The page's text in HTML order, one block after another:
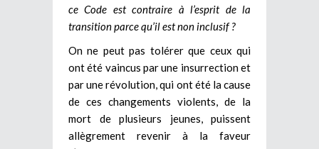
ce Code est contraire à l’esprit de la
transition parce qu’il est non inclusif ?
On ne peut pas tolérer que ceux qui
ont été vaincus par une insurrection et
par une révolution, qui ont été la cause
de ces changements violents, de la
mort de plusieurs jeunes, puissent
allègrement revenir à la faveur